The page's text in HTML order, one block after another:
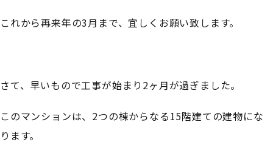
これから再来年の3月まで、宜しくお願い致します。
さて、早いもので工事が始まり2ヶ月が過ぎました。
このマンションは、2つの棟からなる15階建ての建物にな
ります。